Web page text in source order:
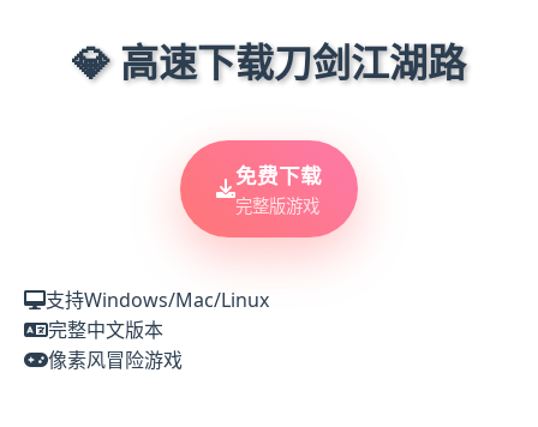
💎 高速下载刀剑江湖路
免费下载
完整版游戏
支持Windows/Mac/Linux
完整中文版本
像素风冒险游戏